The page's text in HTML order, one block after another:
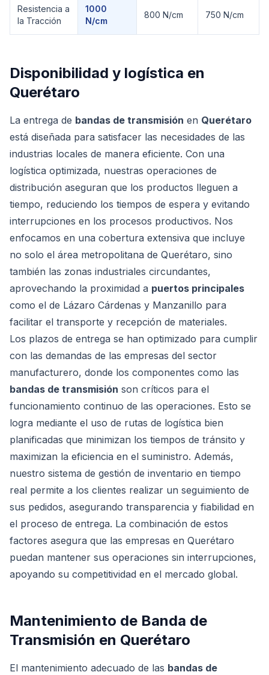
Resistencia a
la Tracción
1000
N/cm
800 N/cm 750 N/cm
Disponibilidad y logística en
Querétaro
La entrega de bandas de transmisión en Querétaro
está diseñada para satisfacer las necesidades de las
industrias locales de manera eficiente. Con una
logística optimizada, nuestras operaciones de
distribución aseguran que los productos lleguen a
tiempo, reduciendo los tiempos de espera y evitando
interrupciones en los procesos productivos. Nos
enfocamos en una cobertura extensiva que incluye
no solo el área metropolitana de Querétaro, sino
también las zonas industriales circundantes,
aprovechando la proximidad a puertos principales
como el de Lázaro Cárdenas y Manzanillo para
facilitar el transporte y recepción de materiales.
Los plazos de entrega se han optimizado para cumplir
con las demandas de las empresas del sector
manufacturero, donde los componentes como las
bandas de transmisión son críticos para el
funcionamiento continuo de las operaciones. Esto se
logra mediante el uso de rutas de logística bien
planificadas que minimizan los tiempos de tránsito y
maximizan la eficiencia en el suministro. Además,
nuestro sistema de gestión de inventario en tiempo
real permite a los clientes realizar un seguimiento de
sus pedidos, asegurando transparencia y fiabilidad en
el proceso de entrega. La combinación de estos
factores asegura que las empresas en Querétaro
puedan mantener sus operaciones sin interrupciones,
apoyando su competitividad en el mercado global.
Mantenimiento de Banda de
Transmisión en Querétaro
El mantenimiento adecuado de las bandas de